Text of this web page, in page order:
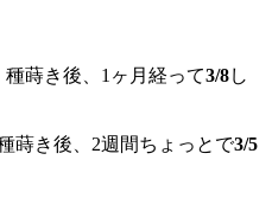
種蒔き後、1ヶ月経って3/8し
蒔き後、2週間ちょっとで3/5